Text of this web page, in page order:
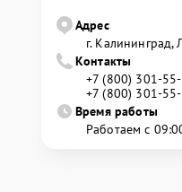
Адрес
г. Калининград,
Контакты
+7 (800) 301-
+7 (800) 301-
Время работы
Работаем с